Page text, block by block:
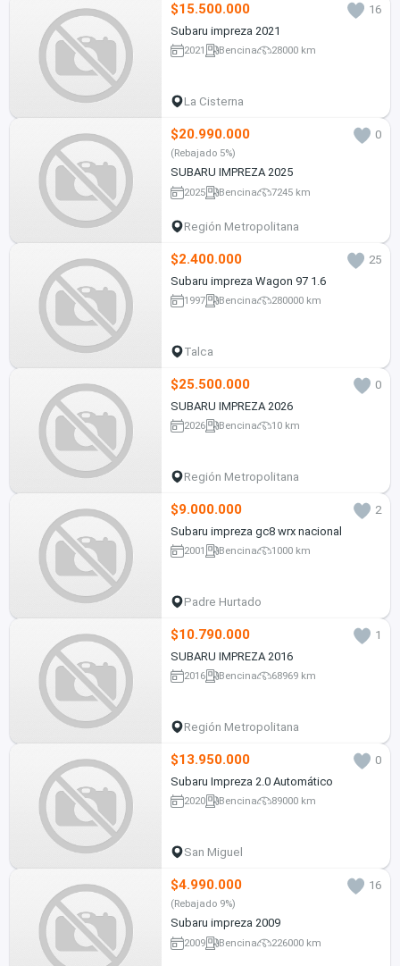
$15.500.000
16
Subaru impreza 2021
2021 Bencina 28000 km
La Cisterna
$20.990.000 0
(Rebajado 5%)
SUBARU IMPREZA 2025
2025 Bencina 7245 km
Región Metropolitana
$2.400.000
25
Subaru impreza Wagon 97 1.6
1997 Bencina 280000 km
Talca
$25.500.000
0
SUBARU IMPREZA 2026
2026 Bencina 10 km
Región Metropolitana
$9.000.000
2
Subaru impreza gc8 wrx nacional
2001 Bencina 1000 km
Padre Hurtado
$10.790.000
1
SUBARU IMPREZA 2016
2016 Bencina 68969 km
Región Metropolitana
$13.950.000
0
Subaru Impreza 2.0 Automático
2020 Bencina 89000 km
San Miguel
$4.990.000 16
(Rebajado 9%)
Subaru impreza 2009
2009 Bencina 226000 km